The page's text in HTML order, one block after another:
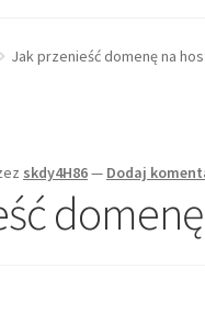
Jak przenieść domenę na
skdy4H86— Dodaj